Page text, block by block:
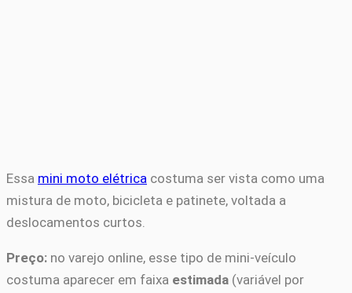
Essa mini moto elétrica costuma ser vista como uma
mistura de moto, bicicleta e patinete, voltada a
deslocamentos curtos.
Preço: no varejo online, esse tipo de mini-veículo
costuma aparecer em faixa estimada (variável por